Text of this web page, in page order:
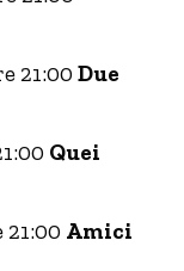
21:00 Due
Quei
21:00 Amici